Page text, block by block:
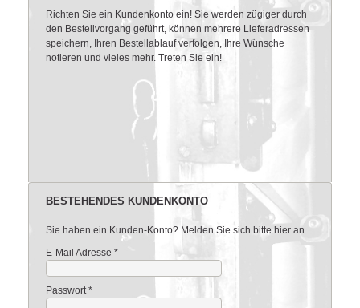
Richten Sie ein Kundenkonto ein! Sie werden zügiger durch
den Bestellvorgang geführt, können mehrere Lieferadressen
speichern, Ihren Bestellablauf verfolgen, Ihre Wünsche
notieren und vieles mehr. Treten Sie ein!
BESTEHENDES KUNDENKONTO
Sie haben ein Kunden-Konto? Melden Sie sich bitte hier an.
*
E-Mail Adresse
*
Passwort